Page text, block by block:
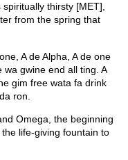
thirsty [MET],
from the spring that
A de Alpha, A de one
wa gwine end all ting. A
gim free wata fa drink
ron.
Omega, the beginning
life-giving fountain to